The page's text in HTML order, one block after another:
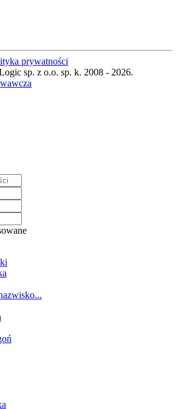
prywatności
sp. z o.o. sp. k. 2008 - 2026.